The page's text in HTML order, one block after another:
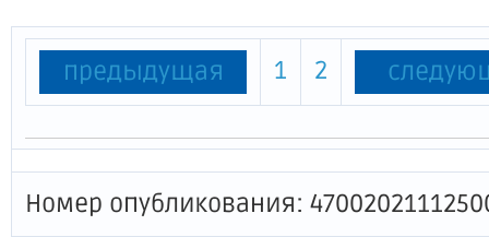
предыдущая 1 2
Номер опубликования: